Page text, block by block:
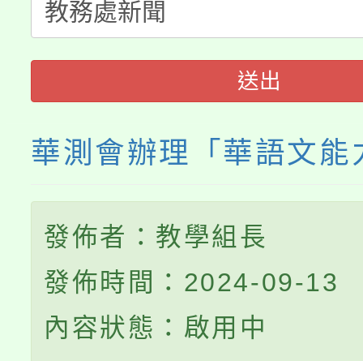
會
送出
華測會辦理「華語文能
發佈者：教學組長
發佈時間：2024-09-13
內容狀態：啟用中